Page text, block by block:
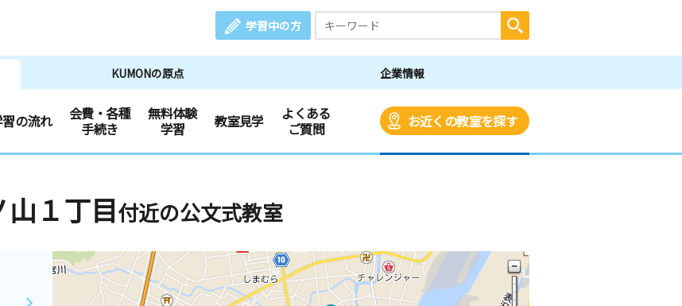
学習中の方
KUMONの原点 企業情報
の流れ
会費・各種
手続き
無料体験
学習
教室見学
よくある
ご質問
お近くの教室を探す
１丁目付近の公文式教室